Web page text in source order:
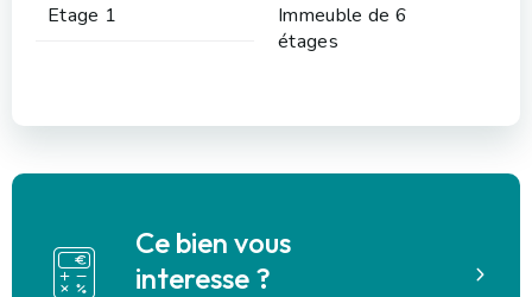
Etage 1
Immeuble de 6
étages
Ce bien vous
interesse ?